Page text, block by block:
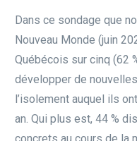
Dans ce sondage que
Nouveau Monde (juin
Québécois sur cinq (62
développer de
l’isolement auquel ils
an. Qui plus est, 44 %